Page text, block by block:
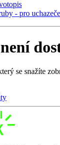
- pro uchazeče
se snažíte